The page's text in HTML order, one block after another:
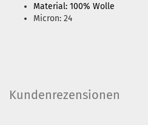
Material: 100% Wolle
Micron: 24
Kundenrezensionen